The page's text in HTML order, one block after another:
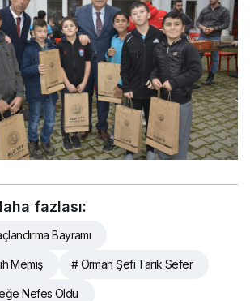
fazlası:
Bayramı
Memiş # Orman Şefi Tarık Sefer
Nefes Oldu